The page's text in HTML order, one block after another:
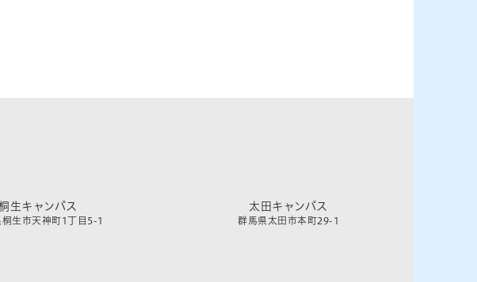
生キャンパス
桐生市天神町1丁目5-1
太田キャンパス
群馬県太田市本町29-1